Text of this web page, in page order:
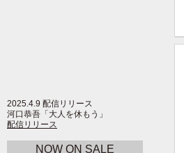
2025.4.9 配信リリース
河口恭吾「大人を休もう」
配信リリース
NOW ON SALE